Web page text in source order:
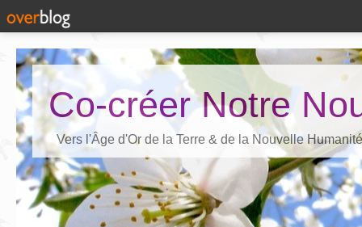
Co-créer Notre
Vers l'Âge d'Or de la Terre & de la Nouvelle Humanité